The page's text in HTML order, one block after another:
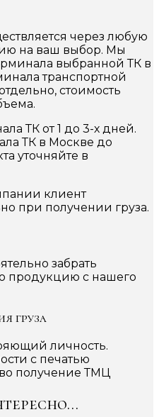
через любую
на ваш выбор. Мы
выбранной ТК в
транспортной
стоимость
ТК от 1 до 3-х дней.
ТК в Москве до
уточняйте в
клиент
при получении груза.
забрать
продукцию с нашего
груза
личность.
с печатью
получение ТМЦ